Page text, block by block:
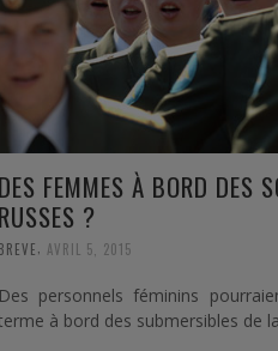
ÉTRANGÈRES VIDÉO
DES FEMMES À BORD DES
RUSSES ?
BREVE, AVRIL 5, 2015
Des personnels féminins
à bord des submersibles de